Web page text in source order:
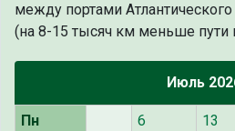
между портами
(на 8-15 тысяч км меньше пути
Июль
Пн 6 13